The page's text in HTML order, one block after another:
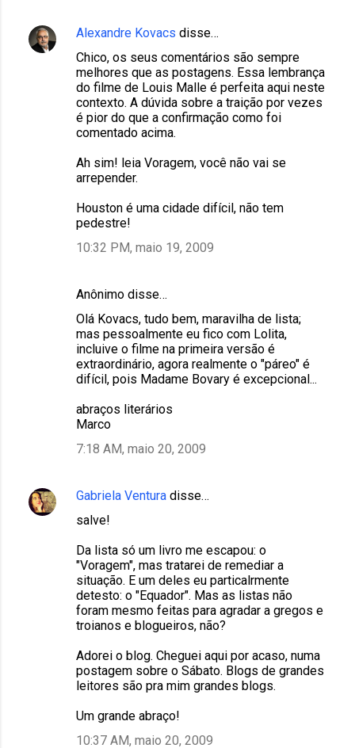
Alexandre Kovacs disse…
Chico, os seus comentários são sempre
melhores que as postagens. Essa lembrança
do filme de Louis Malle é perfeita aqui neste
contexto. A dúvida sobre a traição por vezes
é pior do que a confirmação como foi
comentado acima.
Ah sim! leia Voragem, você não vai se
arrepender.
Houston é uma cidade difícil, não tem
pedestre!
10:32 PM, maio 19, 2009
Anônimo disse…
Olá Kovacs, tudo bem, maravilha de lista;
mas pessoalmente eu fico com Lolita,
incluive o filme na primeira versão é
extraordinário, agora realmente o "páreo" é
difícil, pois Madame Bovary é excepcional...
abraços literários
Marco
7:18 AM, maio 20, 2009
Gabriela Ventura disse…
salve!
Da lista só um livro me escapou: o
"Voragem", mas tratarei de remediar a
situação. E um deles eu particalrmente
detesto: o "Equador". Mas as listas não
foram mesmo feitas para agradar a gregos e
troianos e blogueiros, não?
Adorei o blog. Cheguei aqui por acaso, numa
postagem sobre o Sábato. Blogs de grandes
leitores são pra mim grandes blogs.
Um grande abraço!
10:37 AM, maio 20, 2009